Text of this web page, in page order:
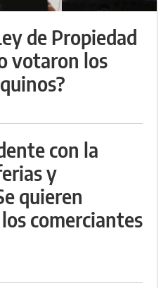
de Propiedad
votaron los
con la
y
quieren
comerciantes